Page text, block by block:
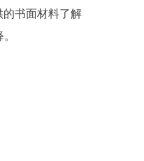
书面材料了解